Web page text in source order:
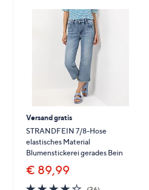
Versand gratis
STRANDFEIN 7/8-Hose
elastisches Material
Blumenstickerei gerades Bein
€ 89,99
4.2 36